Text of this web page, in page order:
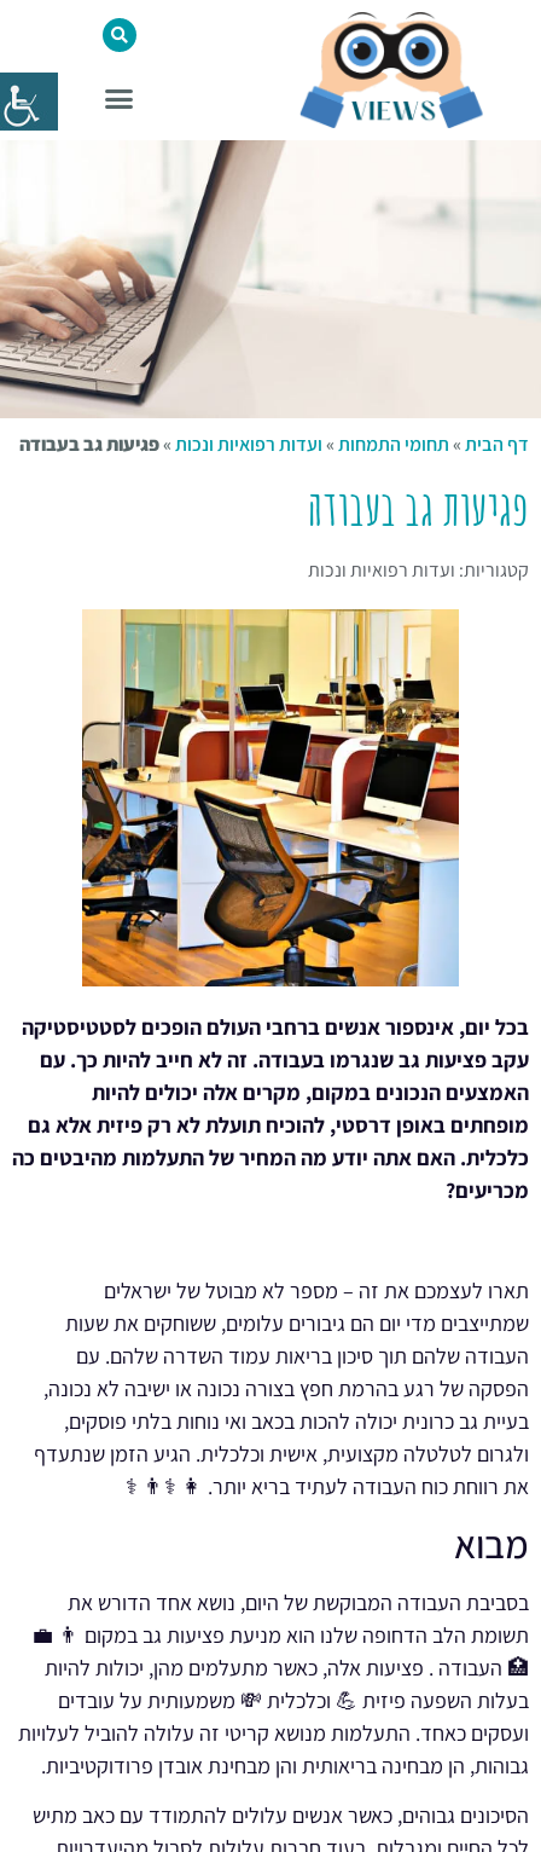
דף הבית»תחומי התמחות»ועדות רפואיות ונכות»פגיעות גב בעבודה
פגיעות גב בעבודה
קטגוריות: ועדות רפואיות ונכות
בכל יום, אינספור אנשים ברחבי העולם הופכים לסטטיסטיקה
עקב פציעות גב שנגרמו בעבודה. זה לא חייב להיות כך. עם
האמצעים הנכונים במקום, מקרים אלה יכולים להיות
מופחתים באופן דרסטי, להוכיח תועלת לא רק פיזית אלא גם
כלכלית. האם אתה יודע מה המחיר של התעלמות מהיבטים כה
מכריעים?
תארו לעצמכם את זה – מספר לא מבוטל של ישראלים
שמתייצבים מדי יום הם גיבורים עלומים, ששוחקים את שעות
העבודה שלהם תוך סיכון בריאות עמוד השדרה שלהם. עם
הפסקה של רגע בהרמת חפץ בצורה נכונה או ישיבה לא נכונה,
בעיית גב כרונית יכולה להכות בכאב ואי נוחות בלתי פוסקים,
ולגרום לטלטלה מקצועית, אישית וכלכלית. הגיע הזמן שנתעדף
את רווחת כוח העבודה לעתיד בריא יותר. 👩 ⚕️👨 ⚕️
מבוא
בסביבת העבודה המבוקשת של היום, נושא אחד הדורש את
תשומת הלב הדחופה שלנו הוא מניעת פציעות גב במקום 👨 💼
🏥 העבודה . פציעות אלה, כאשר מתעלמים מהן, יכולות להיות
בעלות השפעה פיזית 💪 וכלכלית 💸 משמעותית על עובדים
ועסקים כאחד. התעלמות מנושא קריטי זה עלולה להוביל לעלויות
גבוהות, הן מבחינה בריאותית והן מבחינת אובדן פרודוקטיביות.
הסיכונים גבוהים, כאשר אנשים עלולים להתמודד עם כאב מתיש